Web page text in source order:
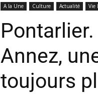
A la Une Culture Actualité Vie
Annez,
toujours